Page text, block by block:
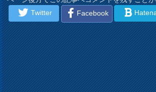
Twitter
Facebook